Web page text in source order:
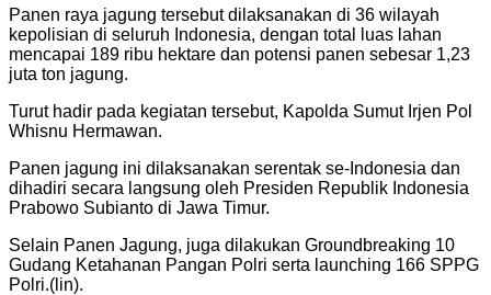
Panen raya jagung tersebut dilaksanakan di 36 wilayah
kepolisian di seluruh Indonesia, dengan total luas lahan
mencapai 189 ribu hektare dan potensi panen sebesar 1,23
juta ton jagung.
Turut hadir pada kegiatan tersebut, Kapolda Sumut Irjen Pol
Whisnu Hermawan.
Panen jagung ini dilaksanakan serentak se-Indonesia dan
dihadiri secara langsung oleh Presiden Republik Indonesia
Prabowo Subianto di Jawa Timur.
Selain Panen Jagung, juga dilakukan Groundbreaking 10
Gudang Ketahanan Pangan Polri serta launching 166 SPPG
Polri.(lin).